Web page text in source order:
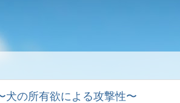
犬の所有欲による攻撃性〜